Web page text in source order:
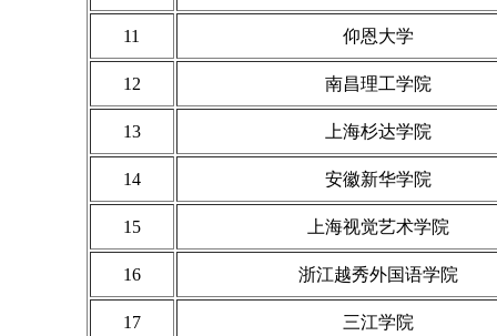
11 仰恩大学
12 南昌理工学院
13 上海杉达学院
14 安徽新华学院
15 上海视觉艺术学院
16 浙江越秀外国语学院
17 三江学院